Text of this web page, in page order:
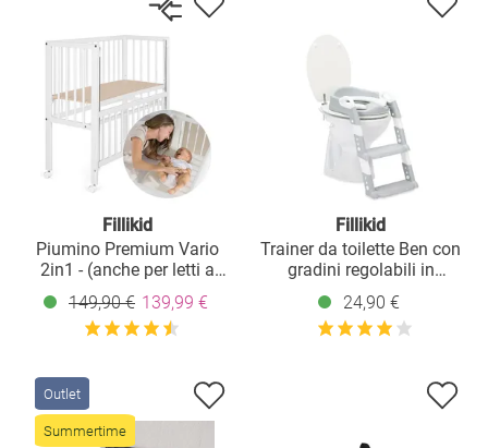
Fillikid
Piumino Premium Vario
2in1 - (anche per letti a
molle) - Bianco
149,90 € 139,99 €
Fillikid
Trainer da toilette Ben con
gradini regolabili in
altezza, preassemblato
senza viti - Bianco Grigio
24,90 €
Outlet
Summertime